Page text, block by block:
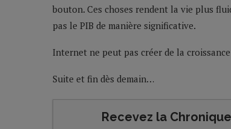
bouton. Ces choses rendent la vie plus
pas le PIB de manière significative.
Internet ne peut pas créer de la croissance
Suite et fin dès demain…
Recevez la